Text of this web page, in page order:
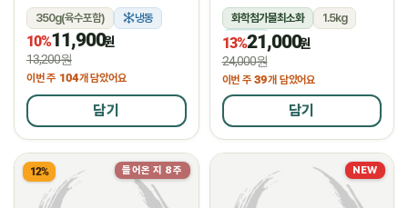
350g(육수포함) 냉동
10%11,900원
13,200원
이번 주 104개 담았어요
담기
화학첨가물최소화
1.5kg
냉장
13%21,000원
24,000원
이번 주 39개 담았어요
담기
들어온 지 8주
12% NEW